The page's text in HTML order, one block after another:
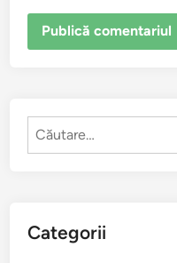
Caută
Categorii